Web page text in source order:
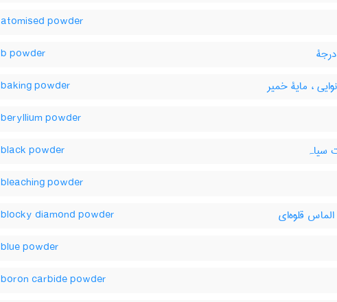
atomised powder
b powder
، مایۀ خمیر baking powder
beryllium powder
سیاہ black powder
bleaching powder
قلوه‌ای blocky diamond powder
blue powder
boron carbide powder